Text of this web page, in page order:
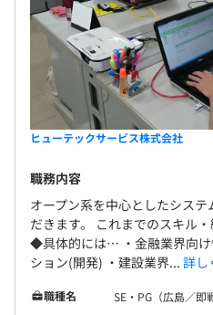
無期雇用
ヒューテックサービス株式会社
職務内容
オープン系を中心としたシス
だきます。 これまでのスキル
◆具体的には… ・金融業界向け
ション(開発) ・建設業界... 詳し
職種名
SE・PG（広島／即